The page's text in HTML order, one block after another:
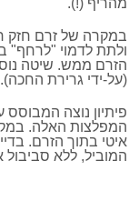
מהריף (!).
במקרה של זרם חזק
ולתת לדמוי "לרחף"
הזרם ממש. שיטה
(על-ידי גרירת
פיתיון נוצה המבוסס
המפלצות האלה.
איטי בתוך הזרם.
המוביל, ללא סביבול